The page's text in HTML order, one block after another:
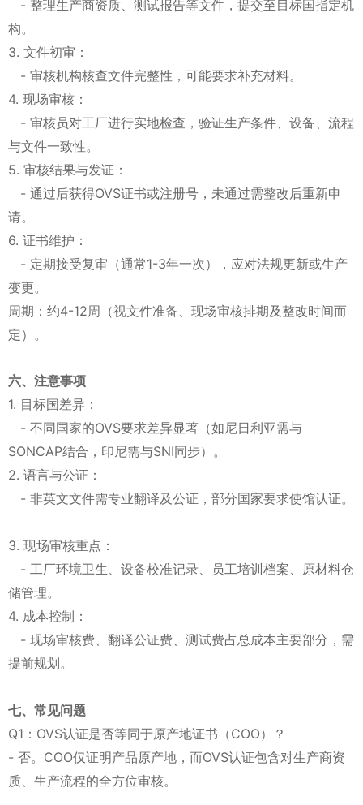
- 整理生产商资质、测试报告等文件，提交至目标国指定机
构。
3. 文件初审：
- 审核机构核查文件完整性，可能要求补充材料。
4. 现场审核：
- 审核员对工厂进行实地检查，验证生产条件、设备、流程
与文件一致性。
5. 审核结果与发证：
- 通过后获得OVS证书或注册号，未通过需整改后重新申
请。
6. 证书维护：
- 定期接受复审（通常1-3年一次），应对法规更新或生产
变更。
周期：约4-12周（视文件准备、现场审核排期及整改时间而
定）。
六、注意事项
1. 目标国差异：
- 不同国家的OVS要求差异显著（如尼日利亚需与
SONCAP结合，印尼需与SNI同步）。
2. 语言与公证：
- 非英文文件需专业翻译及公证，部分国家要求使馆认证。
3. 现场审核重点：
- 工厂环境卫生、设备校准记录、员工培训档案、原材料仓
储管理。
4. 成本控制：
- 现场审核费、翻译公证费、测试费占总成本主要部分，需
提前规划。
七、常见问题
Q1：OVS认证是否等同于原产地证书（COO）？
- 否。COO仅证明产品原产地，而OVS认证包含对生产商资
质、生产流程的全方位审核。